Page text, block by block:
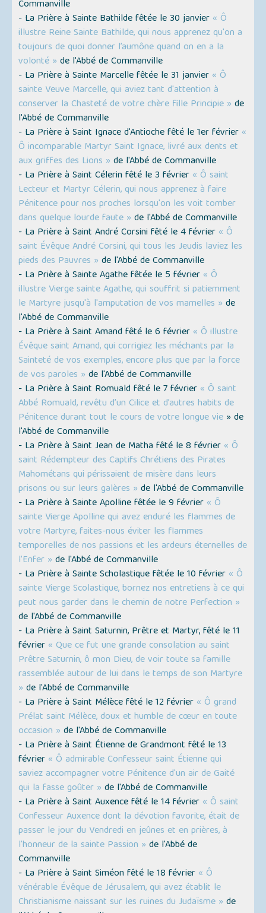
Commanville
- La Prière à Sainte Bathilde fêtée le 30 janvier « Ô
illustre Reine Sainte Bathilde, qui nous apprenez qu'on a
toujours de quoi donner l’aumône quand on en a la
volonté » de l'Abbé de Commanville
- La Prière à Sainte Marcelle fêtée le 31 janvier « Ô
sainte Veuve Marcelle, qui aviez tant d'attention à
conserver la Chasteté de votre chère fille Principie » de
l'Abbé de Commanville
- La Prière à Saint Ignace d'Antioche fêté le 1er février «
Ô incomparable Martyr Saint Ignace, livré aux dents et
aux griffes des Lions » de l'Abbé de Commanville
- La Prière à Saint Célerin fêté le 3 février « Ô saint
Lecteur et Martyr Célerin, qui nous apprenez à faire
Pénitence pour nos proches lorsqu'on les voit tomber
dans quelque lourde faute » de l'Abbé de Commanville
- La Prière à Saint André Corsini fêté le 4 février « Ô
saint Évêque André Corsini, qui tous les Jeudis laviez les
pieds des Pauvres » de l'Abbé de Commanville
- La Prière à Sainte Agathe fêtée le 5 février « Ô
illustre Vierge sainte Agathe, qui souffrit si patiemment
le Martyre jusqu'à l'amputation de vos mamelles » de
l'Abbé de Commanville
- La Prière à Saint Amand fêté le 6 février « Ô illustre
Évêque saint Amand, qui corrigiez les méchants par la
Sainteté de vos exemples, encore plus que par la force
de vos paroles » de l'Abbé de Commanville
- La Prière à Saint Romuald fêté le 7 février « Ô saint
Abbé Romuald, revêtu d’un Cilice et d’autres habits de
Pénitence durant tout le cours de votre longue vie » de
l'Abbé de Commanville
- La Prière à Saint Jean de Matha fêté le 8 février « Ô
saint Rédempteur des Captifs Chrétiens des Pirates
Mahométans qui périssaient de misère dans leurs
prisons ou sur leurs galères » de l'Abbé de Commanville
- La Prière à Sainte Apolline fêtée le 9 février « Ô
sainte Vierge Apolline qui avez enduré les flammes de
votre Martyre, faites-nous éviter les flammes
temporelles de nos passions et les ardeurs éternelles de
l’Enfer » de l'Abbé de Commanville
- La Prière à Sainte Scholastique fêtée le 10 février « Ô
sainte Vierge Scolastique, bornez nos entretiens à ce qui
peut nous garder dans le chemin de notre Perfection »
de l'Abbé de Commanville
- La Prière à Saint Saturnin, Prêtre et Martyr, fêté le 11
février « Que ce fut une grande consolation au saint
Prêtre Saturnin, ô mon Dieu, de voir toute sa famille
rassemblée autour de lui dans le temps de son Martyre
» de l'Abbé de Commanville
- La Prière à Saint Mélèce fêté le 12 février « Ô grand
Prélat saint Mélèce, doux et humble de cœur en toute
occasion » de l'Abbé de Commanville
- La Prière à Saint Étienne de Grandmont fêté le 13
février « Ô admirable Confesseur saint Étienne qui
saviez accompagner votre Pénitence d'un air de Gaité
qui la fasse goûter » de l'Abbé de Commanville
- La Prière à Saint Auxence fêté le 14 février « Ô saint
Confesseur Auxence dont la dévotion favorite, était de
passer le jour du Vendredi en jeûnes et en prières, à
l'honneur de la sainte Passion » de l'Abbé de
Commanville
- La Prière à Saint Siméon fêté le 18 février « Ô
vénérable Évêque de Jérusalem, qui avez établit le
Christianisme naissant sur les ruines du Judaïsme » de